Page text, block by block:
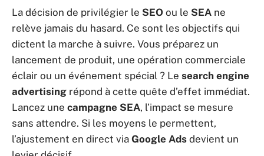
La décision de privilégier le SEO ou le SEA ne
relève jamais du hasard. Ce sont les objectifs qui
dictent la marche à suivre. Vous préparez un
lancement de produit, une opération commerciale
éclair ou un événement spécial ? Le search engine
advertising répond à cette quête d’effet immédiat.
Lancez une campagne SEA, l’impact se mesure
sans attendre. Si les moyens le permettent,
l’ajustement en direct via Google Ads devient un